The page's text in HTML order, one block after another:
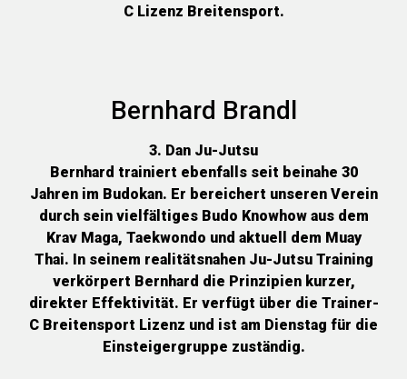
C Lizenz Breitensport.
Bernhard Brandl
3. Dan Ju-Jutsu
Bernhard trainiert ebenfalls seit beinahe 30
Jahren im Budokan. Er bereichert unseren Verein
durch sein vielfältiges Budo Knowhow aus dem
Krav Maga, Taekwondo und aktuell dem Muay
Thai. In seinem realitätsnahen Ju-Jutsu Training
verkörpert Bernhard die Prinzipien kurzer,
direkter Effektivität. Er verfügt über die Trainer-
C Breitensport Lizenz und ist am Dienstag für die
Einsteigergruppe zuständig.